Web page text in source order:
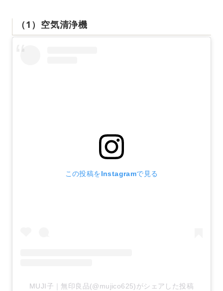
（1）空気清浄機
この投稿をInstagramで見る
MUJI子｜無印良品(@mujico625)がシェアした投稿